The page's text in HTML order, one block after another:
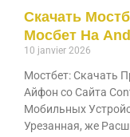
Скачать
Мосбет На
10 janvier 2026
Мостбет: Скачать
Айфон со Сайта
Мобильных
Урезанная, же